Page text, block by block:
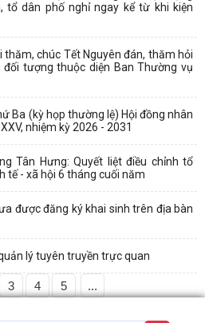
tổ dân phố nghỉ ngay kể từ khi kiện
thăm, chúc Tết Nguyên đán, thăm hỏi
tượng thuộc diện Ban Thường vụ
Ba (kỳ họp thường lệ) Hội đồng nhân
nhiệm kỳ 2026 - 2031
Tân Hưng: Quyết liệt điều chỉnh tổ
tế - xã hội 6 tháng cuối năm
được đăng ký khai sinh trên địa bàn
lý tuyên truyền trực quan
3 4 5 ...